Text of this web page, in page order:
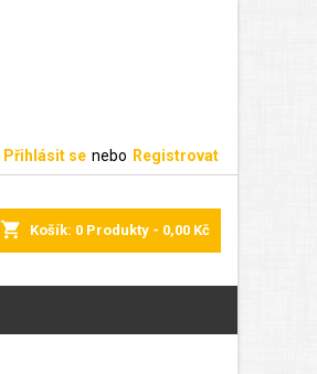
Přihlásit se nebo Registrovat
shopping_cart Košík: 0 Produkty - 0,00 Kč